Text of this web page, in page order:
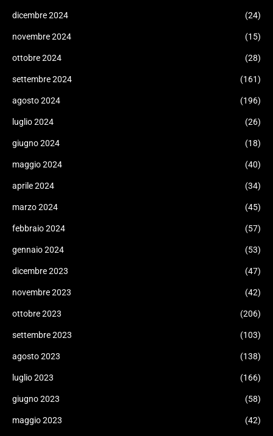
dicembre 2024 (24)
novembre 2024 (15)
ottobre 2024 (28)
settembre 2024 (161)
agosto 2024 (196)
luglio 2024 (26)
giugno 2024 (18)
maggio 2024 (40)
aprile 2024 (34)
marzo 2024 (45)
febbraio 2024 (57)
gennaio 2024 (53)
dicembre 2023 (47)
novembre 2023 (42)
ottobre 2023 (206)
settembre 2023 (103)
agosto 2023 (138)
luglio 2023 (166)
giugno 2023 (58)
maggio 2023 (42)